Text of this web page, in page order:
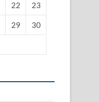
22 23
29 30